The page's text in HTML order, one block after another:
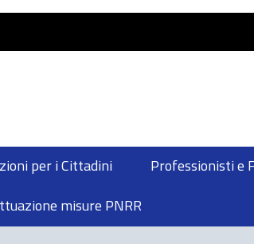
per i Cittadini Professionisti e
misure PNRR